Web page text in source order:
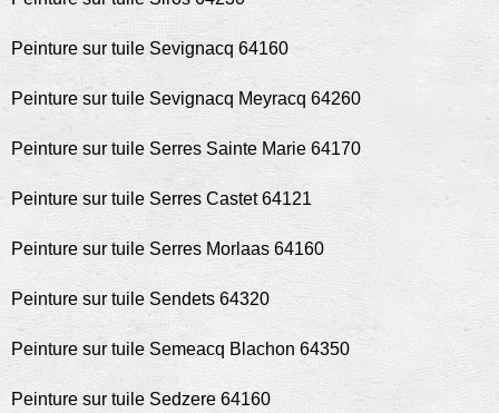
Peinture sur tuile Sevignacq 64160
Peinture sur tuile Sevignacq Meyracq 64260
Peinture sur tuile Serres Sainte Marie 64170
Peinture sur tuile Serres Castet 64121
Peinture sur tuile Serres Morlaas 64160
Peinture sur tuile Sendets 64320
Peinture sur tuile Semeacq Blachon 64350
Peinture sur tuile Sedzere 64160